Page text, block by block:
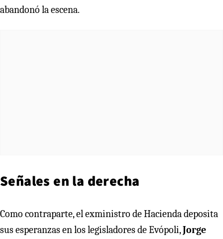
abandonó la escena.
Señales en la derecha
Como contraparte, el exministro de Hacienda deposita
sus esperanzas en los legisladores de Evópoli,Jorge